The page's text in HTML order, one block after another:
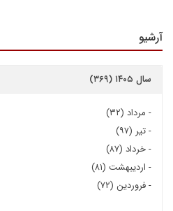
آرشیو
سال ۱۴۰۵ (۳۶۹)
- مرداد (۳۲)
-تیر (۹۷)
-خرداد (۸۷)
- اردیبهشت (۸۱)
-فروردین (۷۲)